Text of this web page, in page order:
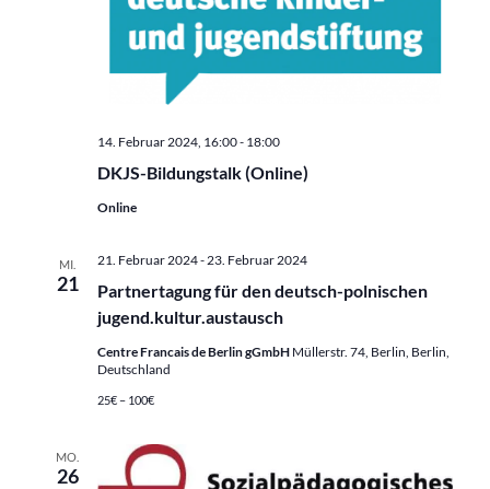
DKJS-Bildungstalk (Online)
14. Februar 2024, 16:00- 18:00
Online
MI.
21
Partnertagung für den deutsch-polnischen
jugend.kultur.austausch
21. Februar 2024- 23. Februar 2024
Centre Francais de Berlin gGmbH Müllerstr. 74, Berlin, Berlin,
Deutschland
25€ – 100€
MO.
26